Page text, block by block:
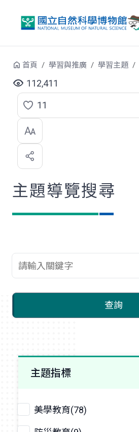
首頁 學習與推廣 學習主題
112,411
點
選
喜
歡
11
主題導覽搜尋
查詢關鍵字
查詢
主題指標
美學教育(78)